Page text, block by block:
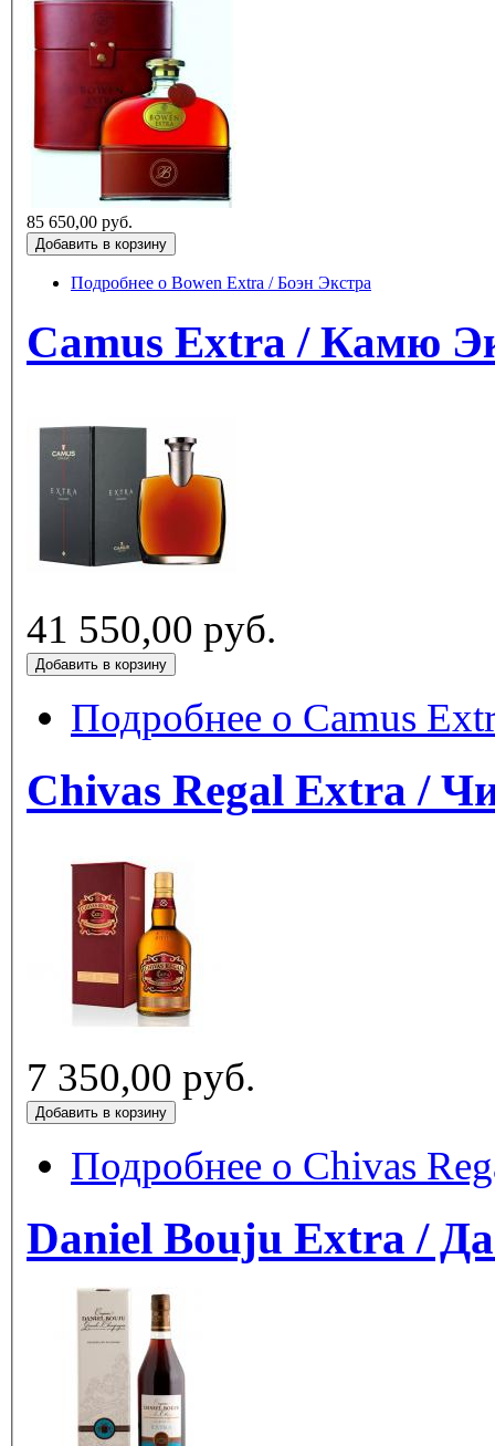
85 650,00 руб.
Подробнее о Bowen Extra / Боэн Экстра
Camus Extra
41 550,00 руб.
Подробнее
Chivas Regal Extra /
7 350,00 руб.
Подробнее о Chivas
Daniel Bouju Extra /